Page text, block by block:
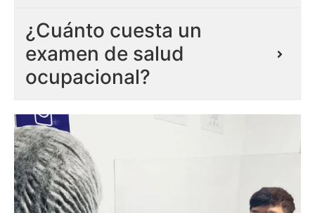
¿Cuánto cuesta un
examen de salud
ocupacional?